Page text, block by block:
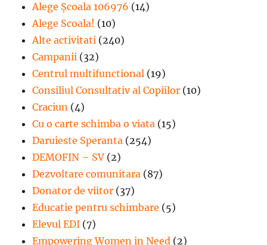
Alege Școala 106976 (14)
Alege Scoala! (10)
Alte activitati (240)
Campanii (32)
Centrul multifunctional (19)
Consiliul Consultativ al Copiilor (10)
Craciun (4)
Cu o carte schimba o viata (15)
Daruieste Speranta (254)
DEMOFIN – SV (2)
Dezvoltare comunitara (87)
Donator de viitor (37)
Educatie pentru schimbare (5)
Elevul EDI (7)
Empowering Women in Need (2)